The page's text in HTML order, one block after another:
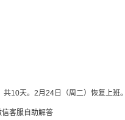
10天。2月24日（周二）恢复上班。
客服自助解答